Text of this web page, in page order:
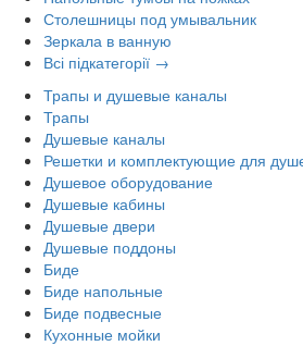
Столешницы под умывальник
Зеркала в ванную
Всі підкатегорії →
Трапы и душевые каналы
Трапы
Душевые каналы
Решетки и комплектующие для
Душевое оборудование
Душевые кабины
Душевые двери
Душевые поддоны
Биде
Биде напольные
Биде подвесные
Кухонные мойки